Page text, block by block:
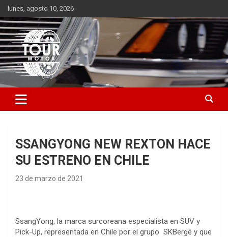
Saltar
al
contenido
lunes, agosto 10, 2026
Tour Motor
Plataforma de contenido audiovisual para el sector automotriz
SSANGYONG NEW REXTON HACE
SU ESTRENO EN CHILE
23 de marzo de 2021
SsangYong, la marca surcoreana especialista en SUV y
Pick-Up, representada en Chile por el grupo SKBergé y que